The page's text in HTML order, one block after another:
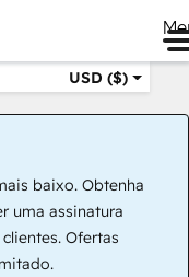
USD ($)
baixo. Obtenha
uma assinatura
Ofertas